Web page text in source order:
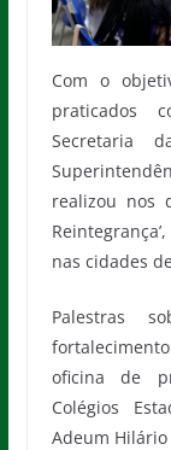
Com o
praticados
Secretaria
realizou nos
nas cidades
Palestras
oficina de
Colégios
Adeum Hilário